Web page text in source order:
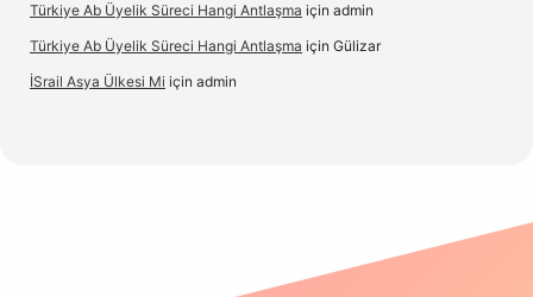
Türkiye Ab Üyelik Süreci Hangi Antlaşma için admin
Türkiye Ab Üyelik Süreci Hangi Antlaşma için Gülizar
İSrail Asya Ülkesi Mi için admin